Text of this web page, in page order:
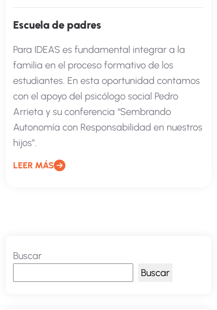
Escuela de padres
Para IDEAS es fundamental integrar a la
familia en el proceso formativo de los
estudiantes. En esta oportunidad contamos
con el apoyo del psicólogo social Pedro
Arrieta y su conferencia “Sembrando
Autonomía con Responsabilidad en nuestros
hijos”.
LEER MÁS
Buscar
Buscar